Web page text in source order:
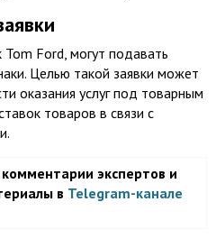
Ford, могут подавать
Целью такой заявки может
оказания услуг под товарным
товаров в связи с
экспертов и
в Telegram-канале